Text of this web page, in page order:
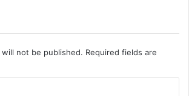
not be published. Required fields are